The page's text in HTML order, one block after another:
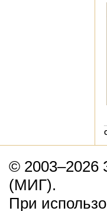
© 2003–2026
(МИГ).
При